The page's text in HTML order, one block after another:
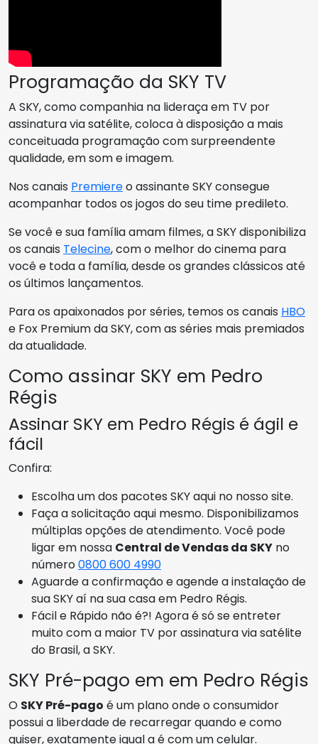
Programação da SKY TV
A SKY, como companhia na lideraça em TV por
assinatura via satélite, coloca à disposição a mais
conceituada programação com surpreendente
qualidade, em som e imagem.
Nos canais Premiereo assinante SKY consegue
acompanhar todos os jogos do seu time predileto.
Se você e sua família amam filmes, a SKY disponibiliza
os canais Telecine, com o melhor do cinema para
você e toda a família, desde os grandes clássicos até
os últimos lançamentos.
Para os apaixonados por séries, temos os canais HBO
e Fox Premium da SKY, com as séries mais premiados
da atualidade.
Como assinar SKY em Pedro
Régis
Assinar SKY em Pedro Régis é ágil e
fácil
Confira:
Escolha um dos pacotes SKY aqui no nosso site.
Faça a solicitação aqui mesmo. Disponibilizamos
múltiplas opções de atendimento. Você pode
ligar em nossa Central de Vendas da SKY no
número0800 600 4990
Aguarde a confirmação e agende a instalação de
sua SKY aí na sua casa em Pedro Régis.
Fácil e Rápido não é?! Agora é só se entreter
muito com a maior TV por assinatura via satélite
do Brasil, a SKY.
SKY Pré-pago em em Pedro Régis
O SKY Pré-pago é um plano onde o consumidor
possui a liberdade de recarregar quando e como
quiser, exatamente igual a é com um celular.